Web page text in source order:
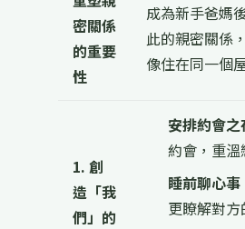
密關係
的重要
性
成為新手爸媽
此的親密關係
像住在同一個
1. 創
造「我
們」的
安排約會之
約會，重溫
睡前聊心事
更瞭解對方